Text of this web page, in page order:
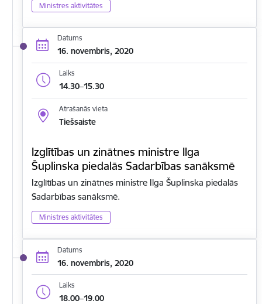
Ministres aktivitātes
Datums
16. novembris, 2020
Laiks
14.30–15.30
Atrašanās vieta
Tiešsaiste
Izglītības un zinātnes ministre Ilga
Šuplinska piedalās Sadarbības sanāksmē
Izglītības un zinātnes ministre Ilga Šuplinska piedalās
Sadarbības sanāksmē.
Ministres aktivitātes
Datums
16. novembris, 2020
Laiks
18.00–19.00